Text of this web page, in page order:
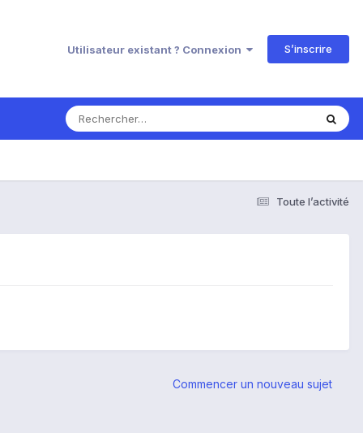
Utilisateur existant ? Connexion S’inscrire
Toute l’activité
Commencer un nouveau sujet